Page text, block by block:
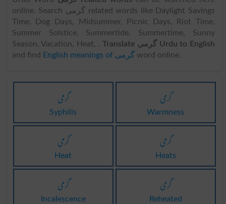
online. Search گرمی related words like Daylight Savings
Time, Dog Days, Midsummer, Picnic Days, Riot Time,
Summer Solstice, Summertide, Summertime, Sunny
Season, Vacation, Heat, .
Translate گرمی Urdu to English
and find
English meanings of گرمی word online.
گرمی
Syphilis
گرمی
Warmness
گرمی
Heat
گرمی
Heats
گرمی
Incalescence
گرمی
Reheated